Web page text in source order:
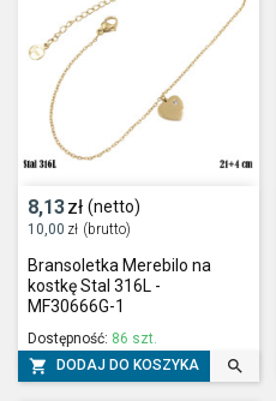
8,13zł (netto)
10,00 zł (brutto)
Bransoletka Merebilo na
kostkę Stal 316L -
MF30666G-1
Dostępność: 86 szt.
 DODAJ DO KOSZYKA 